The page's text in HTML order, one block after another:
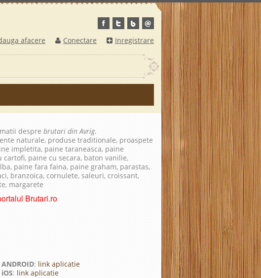
afacere Conectare Inregistrare
despre brutari din Avrig.
naturale, produse traditionale, proaspete
impletita, paine taraneasca, paine
paine cu secara, baton vanilie,
paine fara faina, paine graham, parastas,
branzoica, cornulete, saleuri, croissant,
margarete
Brutari.ro
ANDROID: link aplicatie
iOS: link aplicatie